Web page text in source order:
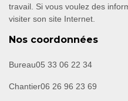
travail. Si vous voulez des
visiter son site Internet.
Nos coordonnées
Bureau05 33 06 22 34
Chantier06 26 96 23 69